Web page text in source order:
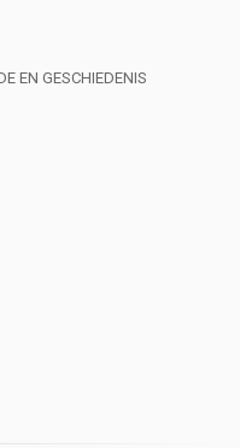
EN GESCHIEDENIS